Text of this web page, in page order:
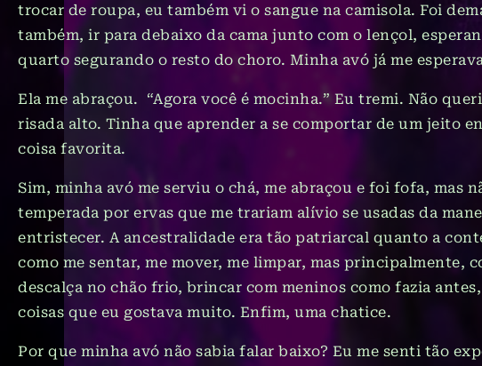
trocar de roupa, eu também vi o sangue na camisola. Foi
também, ir para debaixo da cama junto com o lençol,
quarto segurando o resto do choro. Minha avó já me
Ela me abraçou. “Agora você é mocinha.” Eu tremi. Não
risada alto. Tinha que aprender a se comportar de um jeito
coisa favorita.
Sim, minha avó me serviu o chá, me abraçou e foi fofa, mas
temperada por ervas que me trariam alívio se usadas da
entristecer. A ancestralidade era tão patriarcal quanto a
como me sentar, me mover, me limpar, mas principalmente,
descalça no chão frio, brincar com meninos como fazia
coisas que eu gostava muito. Enfim, uma chatice.
Por que minha avó não sabia falar baixo? Eu me senti tão